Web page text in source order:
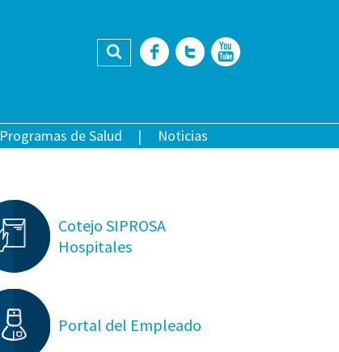
Buscar Facebook
Twitter
Programas de Salud Noticias
Cotejo SIPROSA
Hospitales
Portal del Empleado